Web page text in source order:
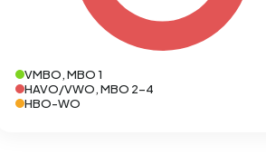
VMBO, MBO 1
HAVO/VWO, MBO 2-4
HBO-WO